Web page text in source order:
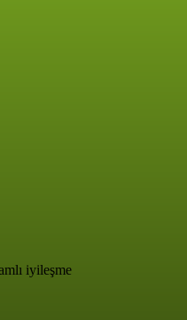
iyileşme